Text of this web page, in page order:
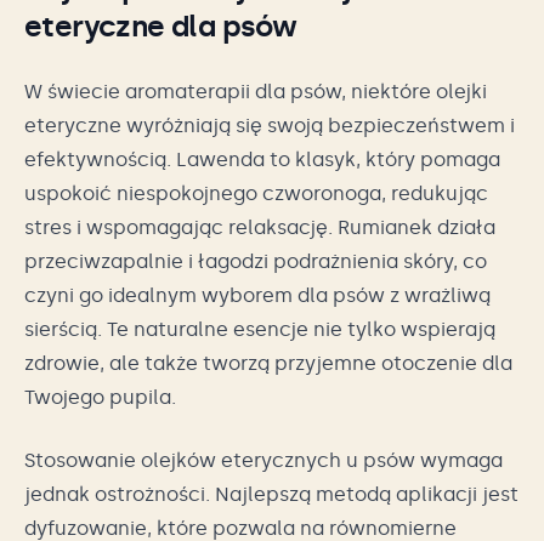
eteryczne dla psów
W świecie aromaterapii dla psów, niektóre olejki
eteryczne wyróżniają się swoją bezpieczeństwem i
efektywnością. Lawenda to klasyk, który pomaga
uspokoić niespokojnego czworonoga, redukując
stres i wspomagając relaksację. Rumianek działa
przeciwzapalnie i łagodzi podrażnienia skóry, co
czyni go idealnym wyborem dla psów z wrażliwą
sierścią. Te naturalne esencje nie tylko wspierają
zdrowie, ale także tworzą przyjemne otoczenie dla
Twojego pupila.
Stosowanie olejków eterycznych u psów wymaga
jednak ostrożności. Najlepszą metodą aplikacji jest
dyfuzowanie, które pozwala na równomierne